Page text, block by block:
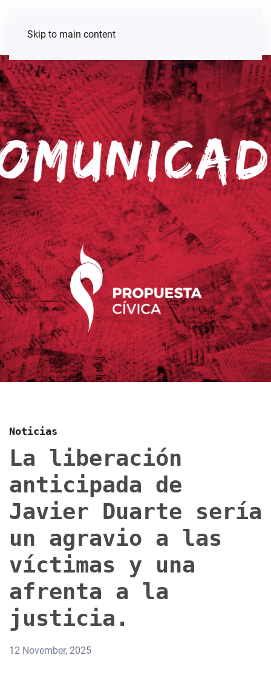
Skip to main content
Noticias
La liberación
anticipada de
Javier Duarte sería
un agravio a las
víctimas y una
afrenta a la
justicia.
12 November, 2025